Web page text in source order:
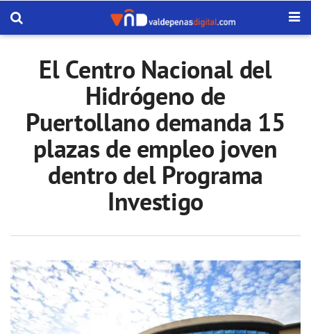
El Centro Nacional del
Hidrógeno de
Puertollano demanda 15
plazas de empleo joven
dentro del Programa
Investigo